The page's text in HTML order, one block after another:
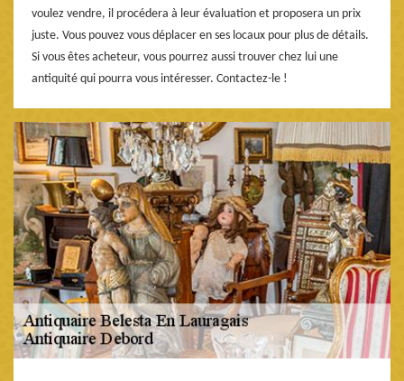
voulez vendre, il procédera à leur évaluation et proposera un prix
juste. Vous pouvez vous déplacer en ses locaux pour plus de détails.
Si vous êtes acheteur, vous pourrez aussi trouver chez lui une
antiquité qui pourra vous intéresser. Contactez-le !